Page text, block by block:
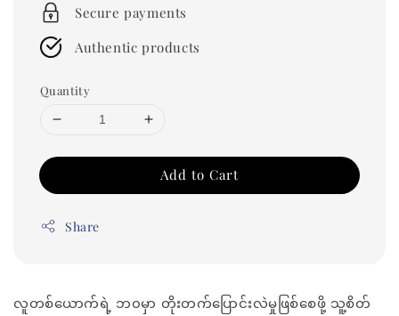
Secure payments
Authentic products
Quantity
Add to Cart
Share
လူတစ်ယောက်ရဲ့ ဘ၀မှာ တိုးတက်ပြောင်းလဲမှုဖြစ်စေဖို့ သူ့စိတ်